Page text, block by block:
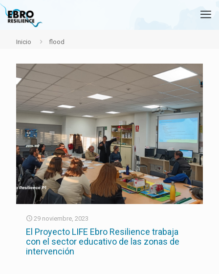
Inicio flood
29 noviembre, 2023
El Proyecto LIFE Ebro Resilience trabaja
con el sector educativo de las zonas de
intervención